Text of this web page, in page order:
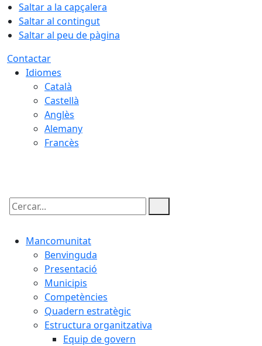
Saltar a la capçalera
Saltar al contingut
Saltar al peu de pàgina
Contactar
Idiomes
Català
Castellà
Anglès
Alemany
Francès
Cercar:
Mancomunitat
Benvinguda
Presentació
Municipis
Competències
Quadern estratègic
Estructura organitzativa
Equip de govern